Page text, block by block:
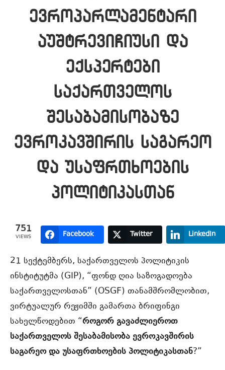
ევროპარლამენტარი
აუშტრევიჩიუსი და
ექსპერტები
საქართველოს
შესაბამისობაზე
ევროკავშირის საგარეო
და უსაფრთხოების
პოლიტიკასთან
751
VIEWS Facebook Twitter LinkedIn
21 სექტემბერს, საქართველოს პოლიტიკის
ინსტიტუტმა (GIP), “ფონდ ღია საზოგადოება
საქართველოსთან” (OSGF) თანამშრომლობით,
ვირტუალურ რეჟიმში გამართა ბრიფინგი
სახელწოდებით “როგორ გავაძლიეროთ
საქართველოს შესაბამისობა ევროკავშირის
საგარეო და უსაფრთხოების პოლიტიკასთან?”